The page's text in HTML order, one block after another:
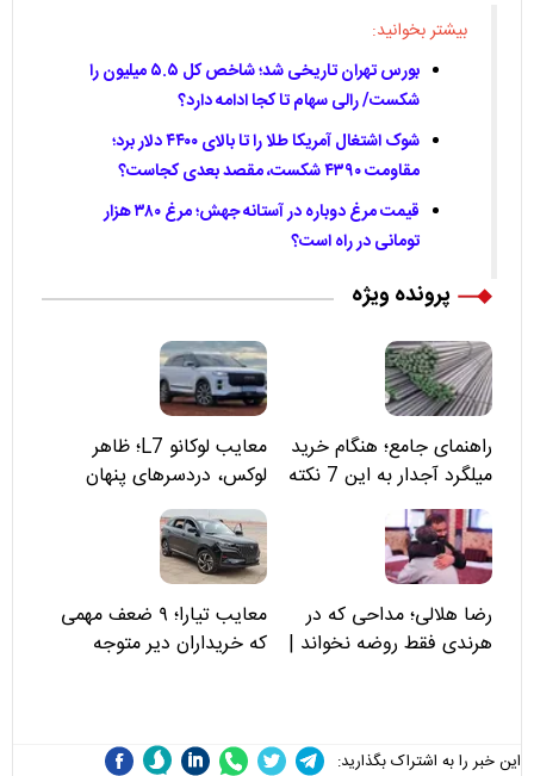
بیشتر بخوانید:
بورس تهران تاریخی شد؛ شاخص کل ۵.۵ میلیون را
شکست/ رالی سهام تا کجا ادامه دارد؟
شوک اشتغال آمریکا طلا را تا بالای ۴۴۰۰ دلار برد؛
مقاومت ۴۳۹۰ شکست، مقصد بعدی کجاست؟
قیمت مرغ دوباره در آستانه جهش؛ مرغ ۳۸۰ هزار
تومانی در راه است؟
پرونده ویژه
راهنمای جامع؛ هنگام خرید
میلگرد آجدار به این 7 نکته
توجه کنید
معایب لوکانو L7؛ ظاهر
لوکس، دردسرهای پنهان
رضا هلالی؛ مداحی که در
هرندی فقط روضه نخواند |
معایب تیارا؛ ۹ ضعف مهمی
که خریداران دیر متوجه
این خبر را به اشتراک بگذارید: